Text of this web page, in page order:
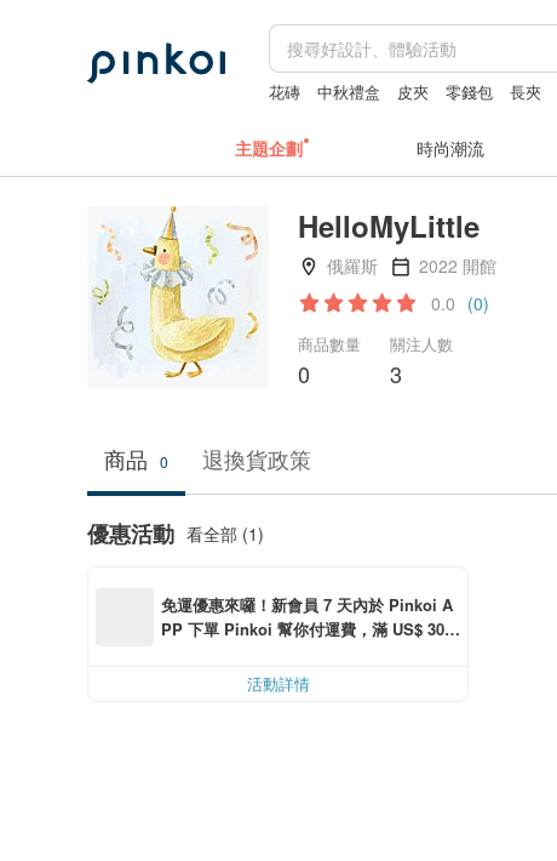
花磚 中秋禮盒 皮夾 零錢包 長夾
主題企劃 時尚潮流
HelloMyLittle
俄羅斯
2022 開館
0.0 (0)
商品數量
0
關注人數
3
商品 0 退換貨政策
優惠活動 看全部 (1)
免運優惠來囉！新會員 7 天內於 Pinkoi A
PP 下單 Pinkoi 幫你付運費，滿 US$ 30.0
活動詳情